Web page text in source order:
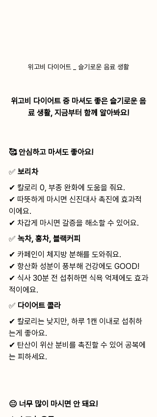
위고비 다이어트 _ 슬기로운 음료 생활
위고비 다이어트 중 마셔도 좋은 슬기로운 음
료 생활, 지금부터 함께 알아봐요!
🥰 안심하고 마셔도 좋아요!
✅ 보리차
✔ 칼로리 0, 부종 완화에 도움을 줘요.
✔ 따뜻하게 마시면 신진대사 촉진에 효과적
이에요.
✔ 차갑게 마시면 갈증을 해소할 수 있어요.
✅ 녹차, 홍차, 블랙커피
✔ 카페인이 체지방 분해를 도와줘요.
✔ 항산화 성분이 풍부해 건강에도 GOOD!
✔ 식사 30분 전 섭취하면 식욕 억제에도 효과
적이에요.
✅ 다이어트 콜라
✔ 칼로리는 낮지만, 하루 1캔 이내로 섭취하
는게 좋아요.
✔ 탄산이 위산 분비를 촉진할 수 있어 공복에
는 피하세요.
😐 너무 많이 마시면 안 돼요!